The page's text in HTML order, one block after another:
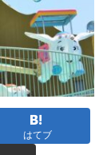
はてブ